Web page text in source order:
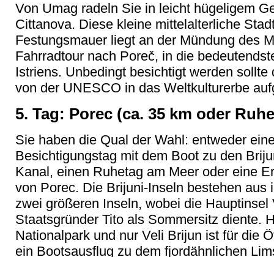
Von Umag radeln Sie in leicht hügeligem
Cittanova. Diese kleine mittelalterliche
Festungsmauer liegt an der Mündung des
Fahrradtour nach Poreč, in die
Istriens. Unbedingt besichtigt werden
von der UNESCO in das Weltkulturerbe
5. Tag: Porec (ca. 35 km oder
Sie haben die Qual der Wahl: entweder
Besichtigungstag mit dem Boot zu den
Kanal, einen Ruhetag am Meer oder eine
von Porec. Die Brijuni-Inseln bestehen aus
zwei größeren Inseln, wobei die
Staatsgründer Tito als Sommersitz diente.
Nationalpark und nur Veli Brijun ist für die
ein Bootsausflug zu dem fjordähnlichen